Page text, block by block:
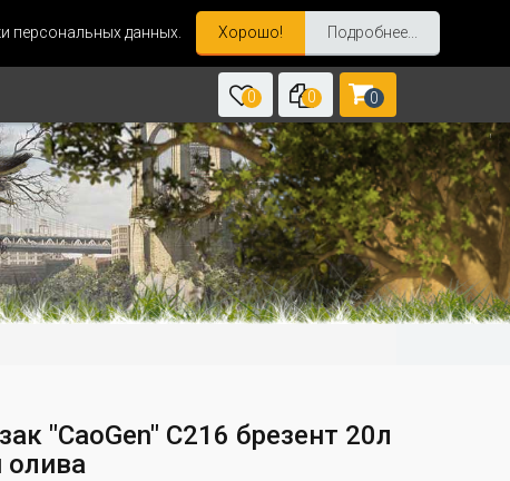
персональных данных. Хорошо! Подробнее...
0 0 0
"CaoGen" C216 брезент 20л
олива